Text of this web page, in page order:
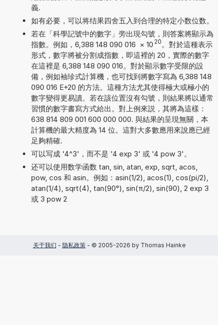
義.
如有必要，可以将结果四舍五入到合理的特定小数位数。
若在「科學記號中的數字」旁出現勾號，則答案將顯示為
指數。例如，6,388 148 090 016 × 10 20 。對於這種表示
形式，數字將被分割成指數，即這裡的 20，實際的數字
在這裡是 6,388 148 090 016。對於顯示數字受限的設
備，例如袖珍式計算機，也可找到將數字寫為 6,388 148
090 016 E+20 的方法。這種方法尤其使得極大或極小的
數字變得更易讀。若在該位置沒有勾號，則結果將以通常
習慣的數字書寫方式給出。對上例來説，其將為這樣：
638 814 809 001 600 000 000. 與結果的呈現無關，本
計算機的最大精度為 14 位。這對大多數應用來說應已經
足夠精確.
可以写成 '4^3'，而不是 '4 exp 3' 或 '4 pow 3'。
还可以使用数学函数 tan, sin, atan, exp, sqrt, acos,
pow, cos 和 asin。例如：asin(1/2), acos(1), cos(pi/2),
atan(1/4), sqrt(4), tan(90°), sin(π/2), sin(90), 2 exp 3
或 3 pow 2
关于我们 - 隐私政策- © 2005-2026 by Thomas Hainke